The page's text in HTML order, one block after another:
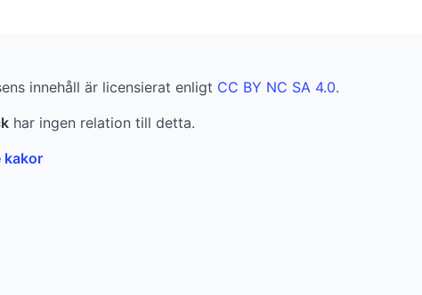
innehåll är licensierat enligt CC BY NC SA 4.0.
har ingen relation till detta.
kakor